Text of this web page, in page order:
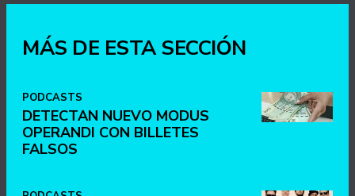
MÁS DE ESTA SECCIÓN
PODCASTS
DETECTAN NUEVO MODUS
OPERANDI CON BILLETES
FALSOS